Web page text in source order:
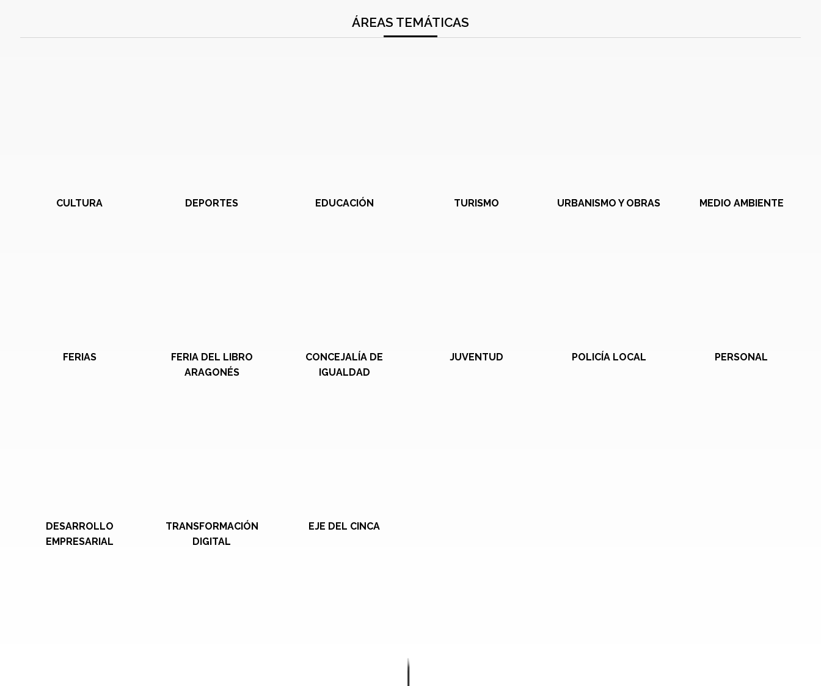
ÁREAS TEMÁTICAS
CULTURA DEPORTES EDUCACIÓN TURISMO URBANISMO Y OBRAS MEDIO AMBIENTE
FERIAS
FERIA DEL LIBRO
ARAGONÉS
CONCEJALÍA DE
IGUALDAD
JUVENTUD POLICÍA LOCAL PERSONAL
DESARROLLO
EMPRESARIAL
TRANSFORMACIÓN
DIGITAL
EJE DEL CINCA